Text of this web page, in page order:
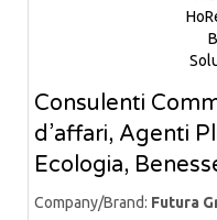
Consulenti
d’affari, Agenti
Ecologia,
Company/Brand: Futura